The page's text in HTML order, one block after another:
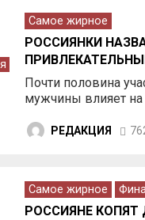
Самое жирное
РОССИЯНКИ
Почти половина
мужчины влияет
РЕДАКЦИЯ
Самое жирное
РОССИЯНЕ